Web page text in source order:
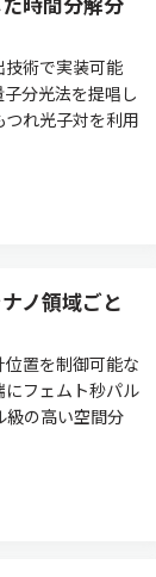
術で実装可能
分光法を提唱し
れ光子対を利用
ノ領域ごと
置を制御可能な
フェムト秒パル
級の高い空間分